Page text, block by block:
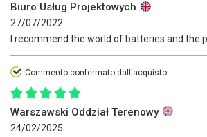
Biuro Usług Projektowych
27/07/2022
I recommend the world of batteries and the
Commento confermato dall'acquisto
Warszawski Oddział Terenowy
24/02/2025